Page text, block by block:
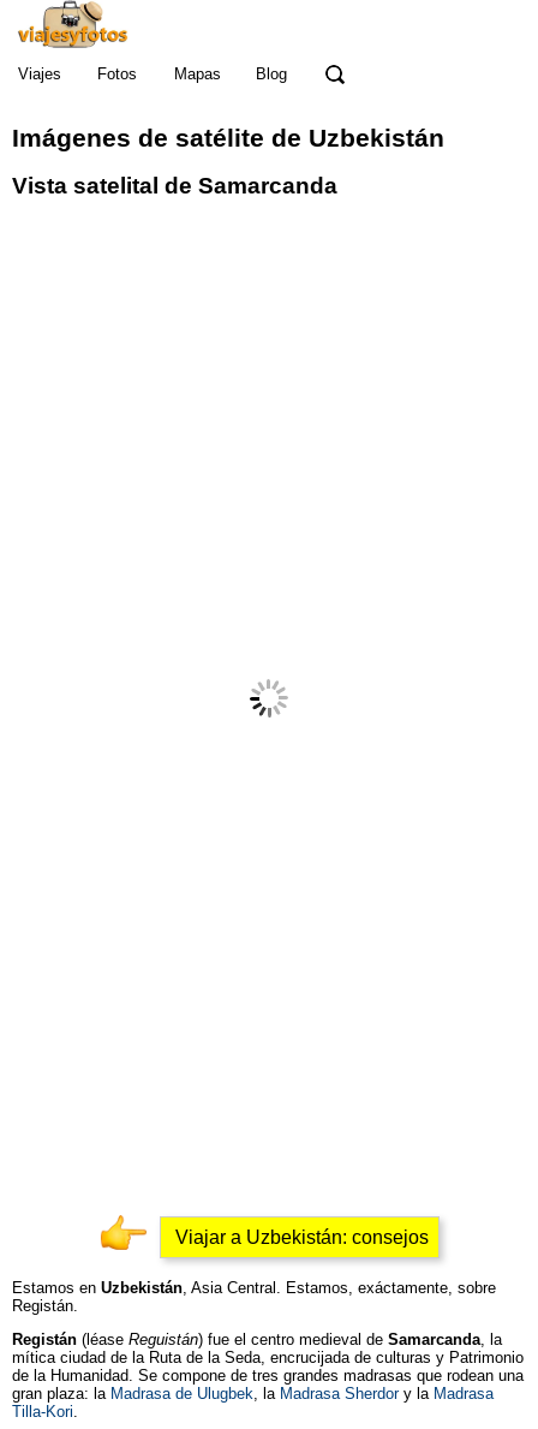
Viajes Fotos Mapas Blog
Imágenes de satélite de Uzbekistán
Vista satelital de Samarcanda
Viajar a Uzbekistán: consejos
Estamos en Uzbekistán , Asia Central. Estamos, exáctamente, sobre
Registán.
Registán (léase Reguistán) fue el centro medieval de Samarcanda, la
mítica ciudad de la Ruta de la Seda, encrucijada de culturas y Patrimonio
de la Humanidad. Se compone de tres grandes madrasas que rodean una
gran plaza: la Madrasa de Ulugbek, la Madrasa Sherdory la Madrasa
Tilla-Kori.